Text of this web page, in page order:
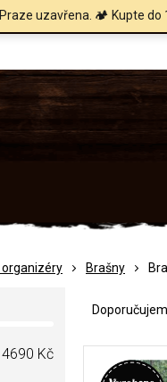
uzavřena. 🏕️ Kupte
organizéry Brašny
4690 Kč
e